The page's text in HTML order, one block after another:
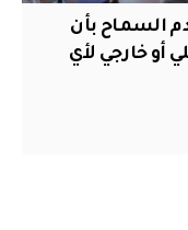
السماح بأن
أو خارجي لأي